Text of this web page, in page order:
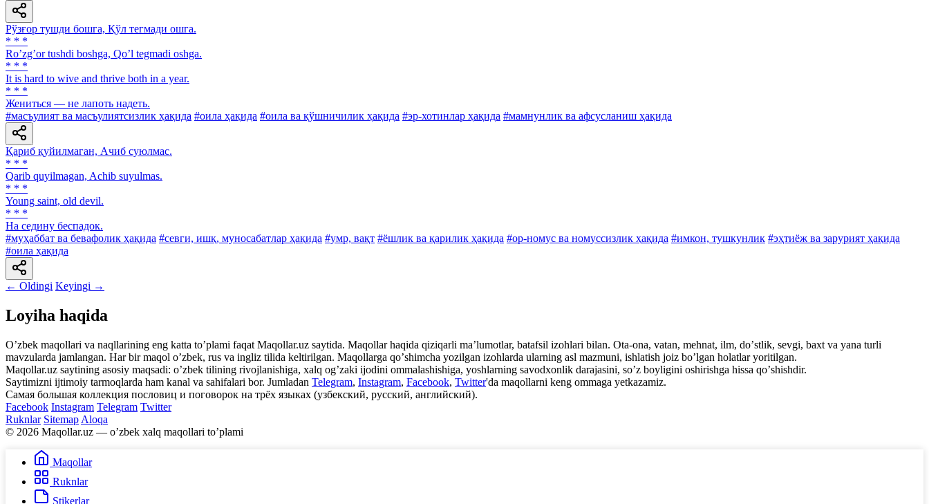
Рўзғор тушди бошга, Қўл тегмади ошга.
* * *
Roʼzgʼor tushdi boshga, Qoʼl tegmadi oshga.
* * *
It is hard to wive and thrive both in a year.
* * *
Жениться — не лапоть надеть.
#масъулият ва масъулиятсизлик ҳақида #оила ҳақида #оила ва қўшничилик ҳақида #эр-хотинлар ҳақида #мамнунлик ва афсусланиш ҳақида
Қариб қуйилмаган, Ачиб суюлмас.
* * *
Qarib quyilmagan, Achib suyulmas.
* * *
Young saint, old devil.
* * *
Ha седину беспадок.
#муҳаббат ва бевафолик ҳақида #севги, ишқ, муносабатлар ҳақида #умр, вақт #ёшлик ва қарилик ҳақида #ор-номус ва номуссизлик ҳақида #имкон, тушкунлик #эҳтиёж ва зарурият ҳақида
#оила ҳақида
← Oldingi Keyingi →
Loyiha haqida
Oʼzbek maqollari va naqllarining eng katta toʼplami faqat Maqollar.uz saytida. Maqollar haqida qiziqarli maʼlumotlar, batafsil izohlari bilan. Ota-ona, vatan, mehnat, ilm, doʼstlik, sevgi, baxt va yana turli
mavzularda jamlangan. Har bir maqol oʼzbek, rus va ingliz tilida keltirilgan. Maqollarga qoʼshimcha yozilgan izohlarda ularning asl mazmuni, ishlatish joiz boʼlgan holatlar yoritilgan.
Maqollar.uz saytining asosiy maqsadi: oʼzbek tilining rivojlanishiga, xalq ogʼzaki ijodini ommalashishiga, yoshlarning savodxonlik darajasini, soʼz boyligini oshirishga hissa qoʼshishdir.
Saytimizni ijtimoiy tarmoqlarda ham kanal va sahifalari bor. Jumladan Telegram, Instagram, Facebook, Twitter'da maqollarni keng ommaga yetkazamiz.
Самая большая коллекция пословиц и поговорок на трёх языках (узбекский, русский, английский).
Facebook Instagram Telegram Twitter
Ruknlar Sitemap Aloqa
© 2026 Maqollar.uz — oʼzbek xalq maqollari toʼplami
Maqollar
Ruknlar
Stikerlar